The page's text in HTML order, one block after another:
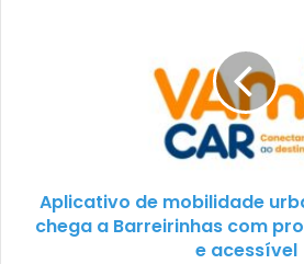
Aplicativo de mobilidade
chega a Barreirinhas com
e acessível